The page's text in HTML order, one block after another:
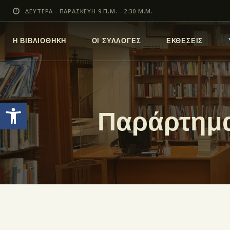
Ανοίξτε τη γραμμή εργαλείων
ΔΕΥΤΕΡΑ - ΠΑΡΑΣΚΕΥΗ 9 Π.Μ. - 2:30 Μ.Μ.
Η ΒΙΒΛΙΟΘΗΚΗ ΟΙ ΣΥΛΛΟΓΕΣ ΕΚΘΕΣΕΙΣ